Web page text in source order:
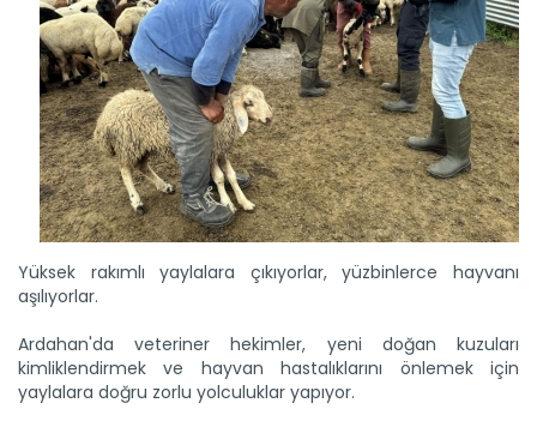
Yüksek rakımlı yaylalara çıkıyorlar, yüzbinlerce hayvanı
aşılıyorlar.
Ardahan'da veteriner hekimler, yeni doğan kuzuları
kimliklendirmek ve hayvan hastalıklarını önlemek için
yaylalara doğru zorlu yolculuklar yapıyor.